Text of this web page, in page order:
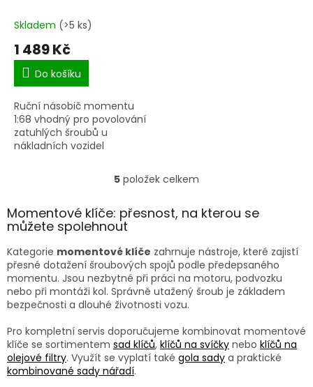
Skladem (>5 ks)
1 489 Kč
Do košíku
Ruční násobič momentu
1:68 vhodný pro povolování
zatuhlých šroubů u
nákladních vozidel
O
l
a
c
í
p
r
k
y
v
5 položek celkem
Momentové klíče: přesnost, na kterou se
můžete spolehnout
Kategorie momentové klíče zahrnuje nástroje, které zajistí
přesné dotažení šroubových spojů podle předepsaného
momentu. Jsou nezbytné při práci na motoru, podvozku
nebo při montáži kol. Správně utažený šroub je základem
bezpečnosti a dlouhé životnosti vozu.
Pro kompletní servis doporučujeme kombinovat momentové
klíče se sortimentem sad klíčů, klíčů na svíčky nebo klíčů na
olejové filtry. Využít se vyplatí také gola sady a praktické
kombinované sady nářadí.